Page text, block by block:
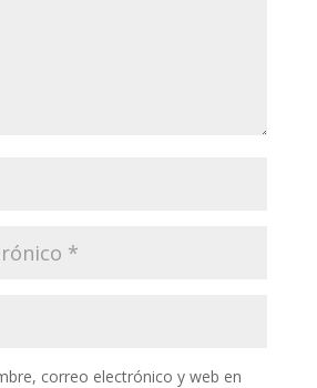
correo electrónico y web en